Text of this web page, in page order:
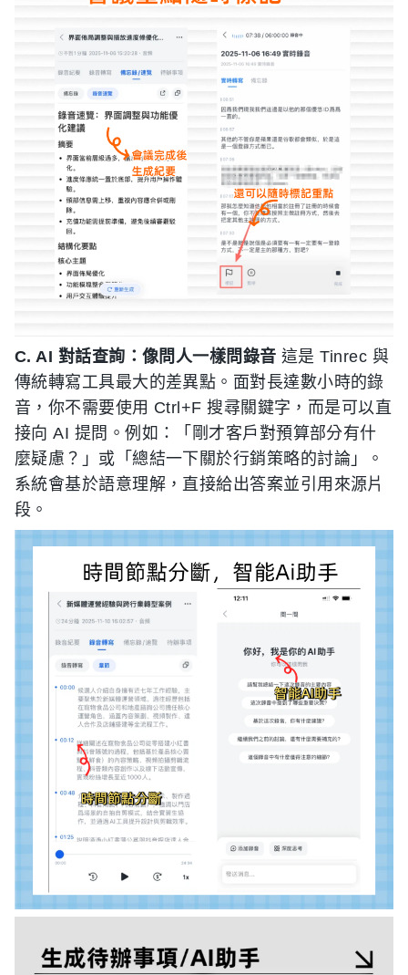
C. AI 對話查詢：像問人一樣問錄音 這是 Tinrec 與
傳統轉寫工具最大的差異點。面對長達數小時的錄
音，你不需要使用 Ctrl+F 搜尋關鍵字，而是可以直
接向 AI 提問。例如：「剛才客戶對預算部分有什
麼疑慮？」或「總結一下關於行銷策略的討論」。
系統會基於語意理解，直接給出答案並引用來源片
段。